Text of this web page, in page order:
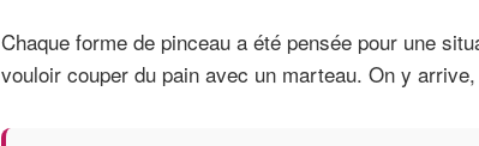
Chaque forme de pinceau a été pensée pour une
vouloir couper du pain avec un marteau. On y